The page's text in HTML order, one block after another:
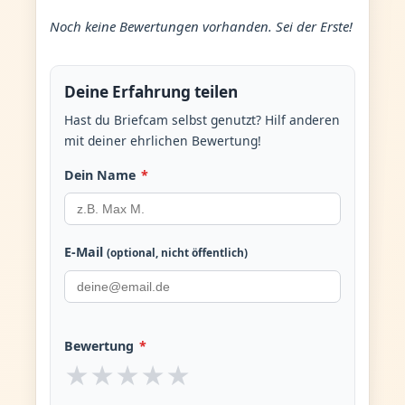
Noch keine Bewertungen vorhanden. Sei der Erste!
Deine Erfahrung teilen
Hast du Briefcam selbst genutzt? Hilf anderen
mit deiner ehrlichen Bewertung!
Dein Name *
E-Mail (optional, nicht öffentlich)
Bewertung *
★ ★ ★ ★ ★